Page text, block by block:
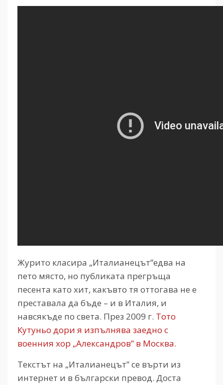
Журито класира „Италианецът”едва на
пето място, но публиката прегръща
песента като хит, какъвто тя оттогава не е
преставала да бъде – и в Италия, и
навсякъде по света. През 2009 г. Тото
Кутуньо дори я изпълнява заедно с
военния хор „Александров” в Москва.
Текстът на „Италианецът” се върти из
интернет и в български превод. Доста